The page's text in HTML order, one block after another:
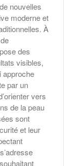
nouvelles
moderne et
À
des
visibles,
approche
par un
vers
de la peau
sont
et leur